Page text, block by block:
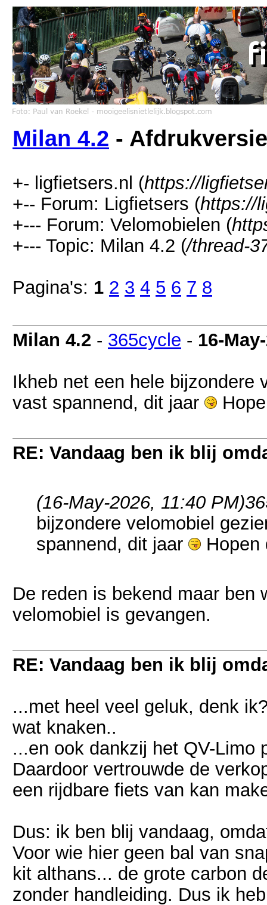
Milan 4.2 - Afdrukversie
+- ligfietsers.nl (https://
+-- Forum: Ligfietsers (https://
+--- Forum: Velomobielen (
+--- Topic: Milan 4.2 (/thread-
Pagina's: 1 2 3 4 5 6 7 8
Milan 4.2 - 365cycle - 16-
Ikheb net een hele bijzondere
vast spannend, dit jaar
RE: Vandaag ben ik blij
(16-May-2026, 11:40 PM)
bijzondere velomobiel
spannend, dit jaar
De reden is bekend maar ben
velomobiel is gevangen.
RE: Vandaag ben ik blij
...met heel veel geluk, denk
wat knaken..
...en ook dankzij het QV-Limo
Daardoor vertrouwde de
een rijdbare fiets van kan
Dus: ik ben blij vandaag,
Voor wie hier geen bal van
kit althans... de grote carbon
zonder handleiding. Dus ik